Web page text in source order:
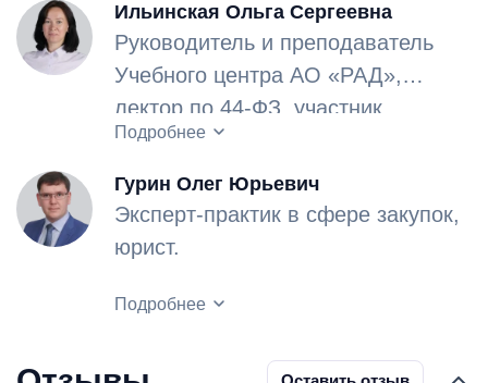
Ильинская Ольга Сергеевна
Руководитель и преподаватель
Учебного центра АО «РАД»,
лектор по 44-ФЗ, участник
региональных и межрегиональных
конференций в сфере закупок.
Опыт работы в сфере закупок –
Подробнее
Гурин Олег Юрьевич
Эксперт-практик в сфере закупок,
юрист.
Опыт работы в сфере закупок –
Подробнее